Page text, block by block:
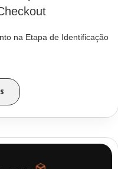
na Etapa de Identificação